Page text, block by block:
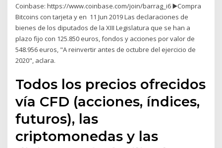
Coinbase: https://www.coinbase.com/join/barrag_i6 ▶️Compra
Bitcoins con tarjeta y en 11 Jun 2019 Las declaraciones de
bienes de los diputados de la XIII Legislatura que se han a
plazo fijo con 125.850 euros, fondos y acciones por valor de
548.956 euros, "A reinvertir antes de octubre del ejercicio de
2020", aclara.
Todos los precios ofrecidos
vía CFD (acciones, índices,
futuros), las
criptomonedas y las